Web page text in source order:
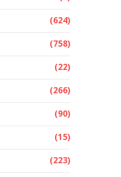
(624)
(758)
(22)
(266)
(90)
(15)
(223)